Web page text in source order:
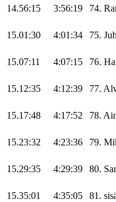
14.56:15 3:56:19 74.
15.01:30 4:01:34 75.
15.07:11 4:07:15 76.
15.12:35 4:12:39 77.
15.17:48 4:17:52 78.
15.23:32 4:23:36 79.
15.29:35 4:29:39 80.
15.35:01 4:35:05 81.